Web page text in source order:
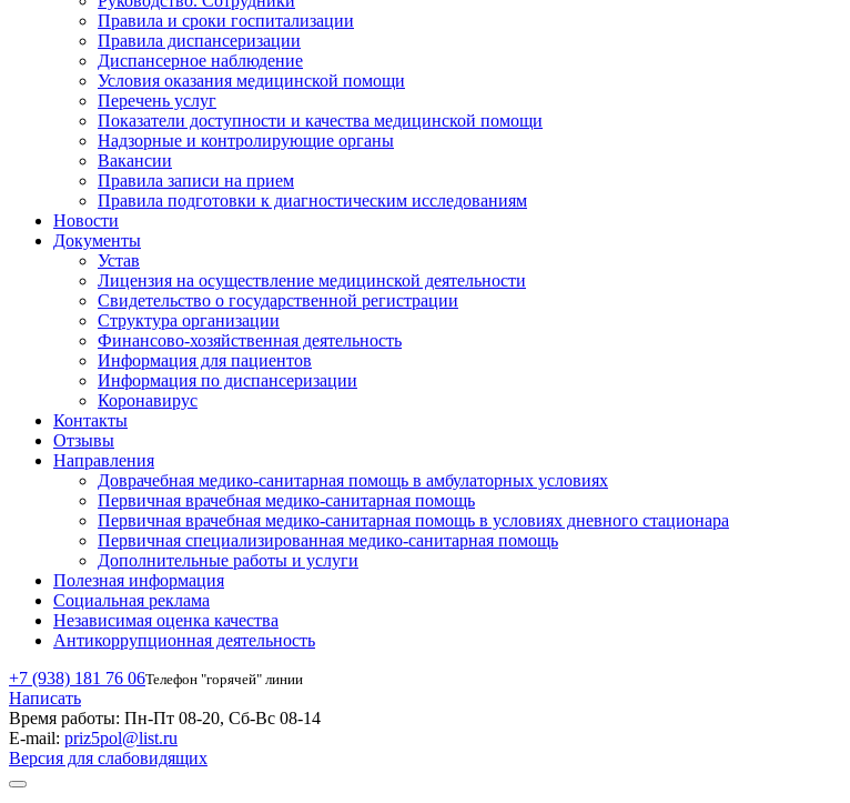
Правила и сроки госпитализации
Правила диспансеризации
Диспансерное наблюдение
Условия оказания медицинской помощи
Перечень услуг
Показатели доступности и качества медицинской помощи
Надзорные и контролирующие органы
Вакансии
Правила записи на прием
Правила подготовки к диагностическим исследованиям
Новости
Документы
Устав
Лицензия на осуществление медицинской деятельности
Свидетельство о государственной регистрации
Структура организации
Финансово-хозяйственная деятельность
Информация для пациентов
Информация по диспансеризации
Коронавирус
Контакты
Отзывы
Направления
Доврачебная медико-санитарная помощь в амбулаторных условиях
Первичная врачебная медико-санитарная помощь
Первичная врачебная медико-санитарная помощь в условиях дневного стационара
Первичная специализированная медико-санитарная помощь
Дополнительные работы и услуги
Полезная информация
Социальная реклама
Независимая оценка качества
Антикоррупционная деятельность
+7 (938) 181 76 06Телефон "горячей" линии
Написать
Время работы: Пн-Пт 08-20, Сб-Вс 08-14
E-mail: priz5pol@list.ru
Версия для слабовидящих